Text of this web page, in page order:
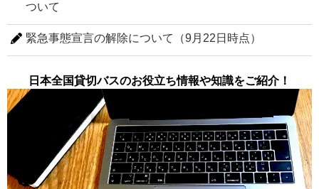
ついて
緊急事態宣言の解除について（9月22日時点）
日本全国貸切バスのお役立ち情報や知識をご紹介！